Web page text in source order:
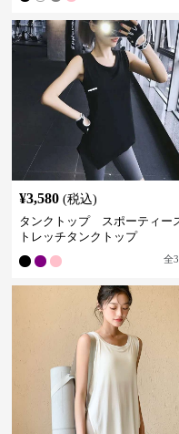
¥3,580 (税込)
タンクトップ スポーティー
トレッチタンクトップ
全3